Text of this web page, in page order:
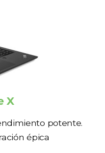
X
potente.
épica